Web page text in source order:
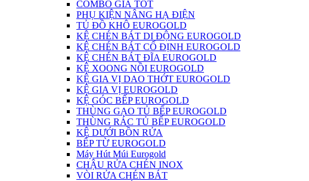
COMBO GIÁ TỐT
PHỤ KIỆN NÂNG HẠ ĐIỆN
TỦ ĐỒ KHÔ EUROGOLD
KỆ CHÉN BÁT DI ĐỘNG EUROGOLD
KỆ CHÉN BÁT CỐ ĐỊNH EUROGOLD
KỆ CHÉN BÁT ĐĨA EUROGOLD
KỆ XOONG NỒI EUROGOLD
KỆ GIA VỊ DAO THỚT EUROGOLD
KỆ GIA VỊ EUROGOLD
KỆ GÓC BẾP EUROGOLD
THÙNG GẠO TỦ BẾP EUROGOLD
THÙNG RÁC TỦ BẾP EUROGOLD
KỆ DƯỚI BỒN RỬA
BẾP TỪ EUROGOLD
Máy Hút Múi Eurogold
CHẬU RỬA CHÉN INOX
VÒI RỬA CHÉN BÁT